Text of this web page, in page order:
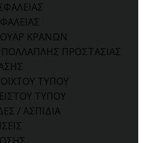
ΚΡΑΝΩΝ
ΠΡΟΣΤΑΣΙΑΣ
ΤΥΠΟΥ
ΤΥΠΟΥ
/ ΑΣΠΙΔΙΑ